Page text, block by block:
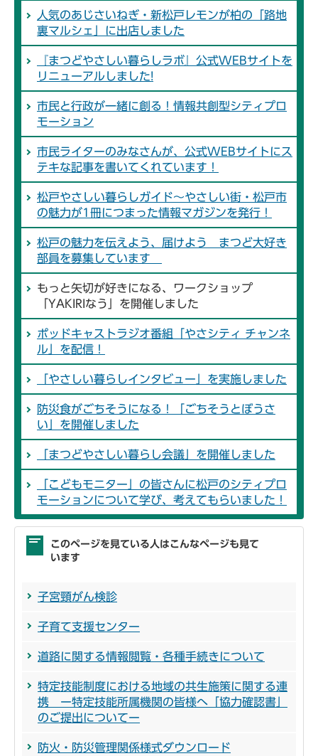
人気のあじさいねぎ・新松戸レモンが柏の「路地
裏マルシェ」に出店しました
『まつどやさしい暮らしラボ』公式WEBサイトを
リニューアルしました!
市民と行政が一緒に創る！情報共創型シティプロ
モーション
市民ライターのみなさんが、公式WEBサイトにス
テキな記事を書いてくれています！
松戸やさしい暮らしガイド～やさしい街・松戸市
の魅力が1冊につまった情報マガジンを発行！
松戸の魅力を伝えよう、届けよう まつど大好き
部員を募集しています
もっと矢切が好きになる、ワークショップ
「YAKIRIなう」を開催しました
ポッドキャストラジオ番組「やさシティ チャンネ
ル」を配信！
「やさしい暮らしインタビュー」を実施しました
防災食がごちそうになる！「ごちそうとぼうさ
い」を開催しました
「まつどやさしい暮らし会議」を開催しました
「こどもモニター」の皆さんに松戸のシティプロ
モーションについて学び、考えてもらいました！
このページを見ている人はこんなページも見て
います
子宮頸がん検診
子育て支援センター
道路に関する情報閲覧・各種手続きについて
特定技能制度における地域の共生施策に関する連
携 ー特定技能所属機関の皆様へ「協力確認書」
のご提出についてー
防火・防災管理関係様式ダウンロード